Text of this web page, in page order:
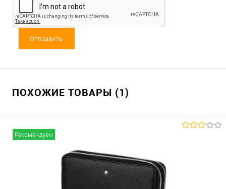
ПОХОЖИЕ ТОВАРЫ (1)
Рекомендуем